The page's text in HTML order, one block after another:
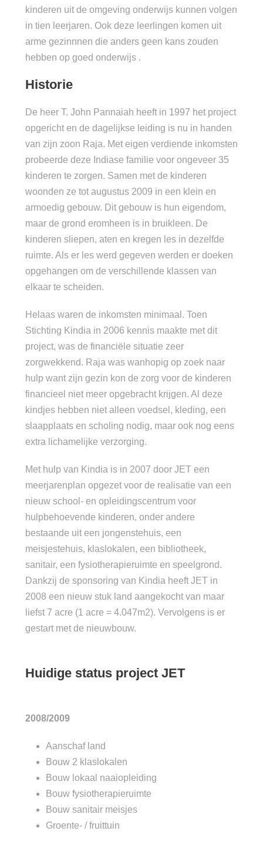
kinderen uit de omgeving onderwijs kunnen volgen
in tien leerjaren. Ook deze leerlingen komen uit
arme gezinnnen die anders geen kans zouden
hebben op goed onderwijs .
Historie
De heer T. John Pannaiah heeft in 1997 het project
opgericht en de dagelijkse leiding is nu in handen
van zijn zoon Raja. Met eigen verdiende inkomsten
probeerde deze Indiase familie voor ongeveer 35
kinderen te zorgen. Samen met de kinderen
woonden ze tot augustus 2009 in een klein en
armoedig gebouw. Dit gebouw is hun eigendom,
maar de grond eromheen is in bruikleen. De
kinderen sliepen, aten en kregen les in dezelfde
ruimte. Als er les werd gegeven werden er doeken
opgehangen om de verschillende klassen van
elkaar te scheiden.
Helaas waren de inkomsten minimaal. Toen
Stichting Kindia in 2006 kennis maakte met dit
project, was de financiële situatie zeer
zorgwekkend. Raja was wanhopig op zoek naar
hulp want zijn gezin kon de zorg voor de kinderen
financieel niet meer opgebracht krijgen. Al deze
kindjes hebben niet alleen voedsel, kleding, een
slaapplaats en scholing nodig, maar ook nog eens
extra lichamelijke verzorging.
Met hulp van Kindia is in 2007 door JET een
meerjarenplan opgezet voor de realisatie van een
nieuw school- en opleidingscentrum voor
hulpbehoevende kinderen, onder andere
bestaande uit een jongenstehuis, een
meisjestehuis, klaslokalen, een bibliotheek,
sanitair, een fysiotherapieruimte en speelgrond.
Dankzij de sponsoring van Kindia heeft JET in
2008 een nieuw stuk land aangekocht van maar
liefst 7 acre (1 acre = 4.047m2). Vervolgens is er
gestart met de nieuwbouw.
Huidige status project JET
2008/2009
Aanschaf land
Bouw 2 klaslokalen
Bouw lokaal naaiopleiding
Bouw fysiotherapieruimte
Bouw sanitair meisjes
Groente- / fruittuin